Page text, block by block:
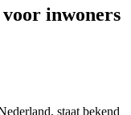
inwoners
staat bekend